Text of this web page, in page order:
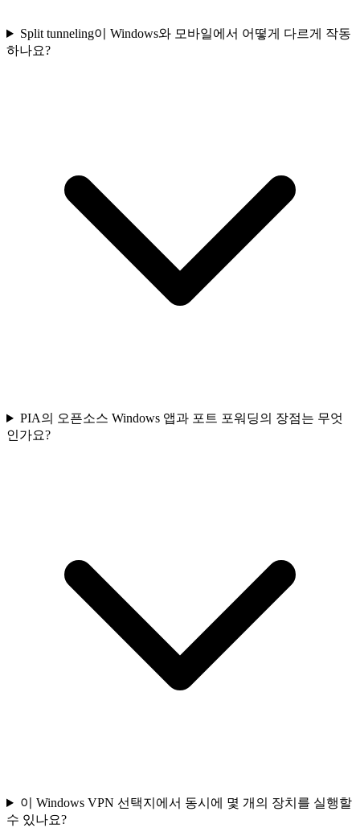
Split tunneling이 Windows와 모바일에서 어떻게 다르게 작동
하나요?
PIA의 오픈소스 Windows 앱과 포트 포워딩의 장점는 무엇
인가요?
이 Windows VPN 선택지에서 동시에 몇 개의 장치를 실행할
수 있나요?